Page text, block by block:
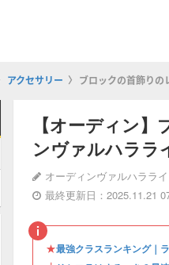
アクセサリー ブロックの首飾りの
【オーディン
ンヴァルハララ
オーディンヴァルハララ
最終更新日：2025.11.21
★最強クラスランキング｜